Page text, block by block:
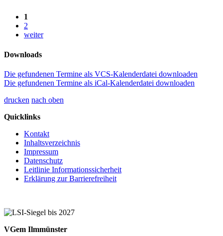
1
2
weiter
Downloads
Die gefundenen Termine als VCS-Kalenderdatei downloaden
Die gefundenen Termine als iCal-Kalenderdatei downloaden
drucken nach oben
Quicklinks
Kontakt
Inhaltsverzeichnis
Impressum
Datenschutz
Leitlinie Informationssicherheit
Erklärung zur Barrierefreiheit
VGem Ilmmünster